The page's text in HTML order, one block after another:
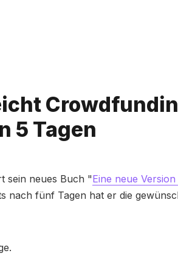
5 Tagen
sein neues Buch "Eine neue
nach fünf Tagen hat er die